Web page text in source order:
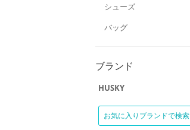
シューズ
バッグ
ブランド
HUSKY
お気に入りブランドで検索